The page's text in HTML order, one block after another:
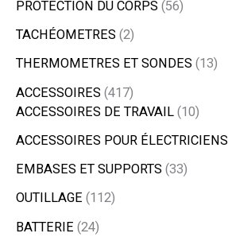
PROTECTION DU CORPS 56
TACHÉOMETRES 2
THERMOMETRES ET SONDES 13
ACCESSOIRES 417
ACCESSOIRES DE TRAVAIL 10
ACCESSOIRES POUR ÉLECTRICIENS
EMBASES ET SUPPORTS 33
OUTILLAGE 112
BATTERIE 24